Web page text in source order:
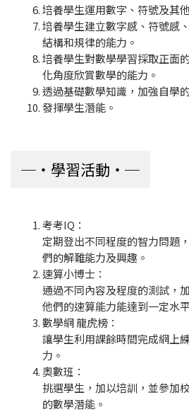
培養學生運用數字、符號及其
培養學生建立數字感、符號感
結構和規律的能力。
培養學生對數學學習採取正面
化角度欣賞數學的能力。
透過基礎數學知識，加強自學
發揮學生潛能。
學習活動
考考IQ：
定期登出不同程度的智力問題
們的解難能力及興趣。
速算小博士：
通過不同內容及程度的測試，
他們的速算能力能達到一定水
數學網 龍虎榜：
讓學生利用課餘時間完成網上
力。
奧數班：
挑選學生，加以培訓，並參加
的數學潛能。